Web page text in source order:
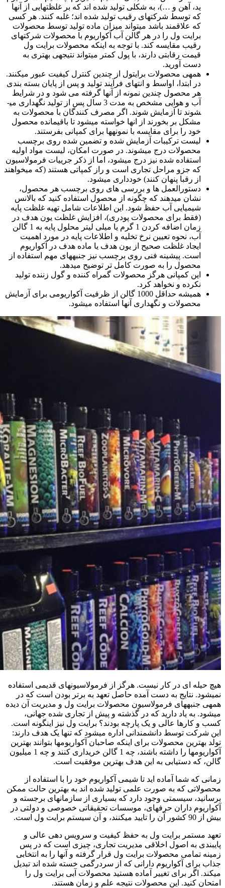
ید، آهن و …)، به شکلی تولید شده اند که بر غلظت­هایی از آن­ها
که توسط شرکت­های رقیب تولید شده اند؛ غلبه کنند. هر کسی
که علاقمند باشد می­تواند میزان ماده تولید توسط محصولات
برایت ول را در هر گالن آب آکواریوم با محصولات شرکت­های
رقیب مقایسه کند. با توجه به اینکه محصولات برایت ول
قیمت رقابتی دارند، با پول کمتر می­تواند نتیجه­ی بهتری به
دست آورید.
همه­ی محصولات برایت­ول از چندین کنترل کیفیت عبور می­کنند.
در ابتدا، اواسط و انتهای فرآیند تولید و پس از پایان بسته بندی
هر محصول چندین نمونه از آن­ها گرفته می شود و در شرایط
آب و هوایی مشخص به مدت 3 سال پس از تولید نگهداری می­
شوند تا آزمایش شوند. اگر مصرف کنندگان با محصولات به
مشکل بر بخورند از ان­ها خواسته می­شود تا باقی­مانده محصول
خود را برای مقایسه با نمونه­ها برای کمپانی بفرستند.
لیست ترکیبات آزمایش شده و تضمین شده روی برچسب
محصولات درج می­شوند. در صورت امکان، لیست مواد اولیه
استفاده شده نیز درج می­شود، اما از ذکر جرییات فرمولاسیون
که جزو مراحل تجاری است و راز کمپاتی هستند (که می­خواهند
از رقبا پنهان کنند) خودداری می­شود.
دستورالعمل ها و بررسی های روی برچسب هر محصول،
نشان می­دهند که چگونه از محصول استفاده کنید که بالانس
شیمیایی آب حفظ شود. این اطلاعات شامل تهیه غلظت پایه
(فقط برای محصولات پودری)، افزایش غلظت یون هدف در
زمان اضافه کردن 1 گرم یا میلی لیتر محلول پایه به 1 گالن
آب، نحوه تعیین نرخ تخلیه و اطلاعات پایه در مورد اهمیت
ایجاد غلظت صحیح از یون هدف یا ماده هدف در آکواریوم
است. پیشینه فنی روی برچسب نیز جنبه­های مهم استفاده از
محصول را به صورت کامل تر توضیح می­دهد.
این کمپانی هرگز محصولات گمراه کننده و گول زننده تولید
نکرده و نخواهد کرد.
همیشه حداقل 1000 گالن از ظرفیت آکواریومی برای آزمایش
محصولات و نگهداری آن­ها استفاده می­شود.
هیچ حیله ای در کار نیست. هرگز از فرمولاسیون­های قدیمی استفاده
نمی­شود. نتایج به دست آمده حاصل تعهد به برتر بودن است که در
همه­ی جنبه­های فرمولاسیون محصولات برایت ول و مدیریت آن دیده
می­شود. به یاد دارید که در گذشته و پیش از تجاری شده جهانی،
کسب و کارها عالی و یک پارچه بودند؟ برایت ول نیز اینگونه است.
این شرکت توسط دانشمندانی اداره می­شود که تنها یک هدف دارند:
تولد بهترین محصولات برای اینکه صاحبان آکواریوم­ها بتوانند بهترین
آکواریوم­ها را داشته باشند، چه 1 گالن خریداری کنند و چه 1 میلیون
گالن، که دستیابی به این هدف بهترین موفقیت است.
زمانی که شما آماده اید تا شیمی آکواریوم خود را با استفاده از
محصولاتی که به صورت علمی تولید شده اند به بهترین حالت ممکن
برسانید، سیسمتی وجود دارد که بسیاری از سازمان­های برجسته و
آکواریوم داران حرفه­ای، موسسات تحقیقاتی خصوصی و دولتی در
بیش از 90 کشور آن را تایید می­کنند، و آن سیستم برایت ول است.
تعهد مستمر برایت ول به حفظ کیفیت و سرویس دهی عالی و
پایبندی به اصول اخلاقی مدیریت تجاری، چیزی است که در پس
زمینه تمامی محصولات برایت ول قرار گرفته و آن­ها را به انتخابی
جذاب برای آکواریوم دارانی که از سردرگمی خسته شده اند تبدیل
می­کند. اگر برای تغییر آماده هستید محصولات آبی برایت ول را
امتحان کنید. این محصولات نتیجه علم و زمان هستند.